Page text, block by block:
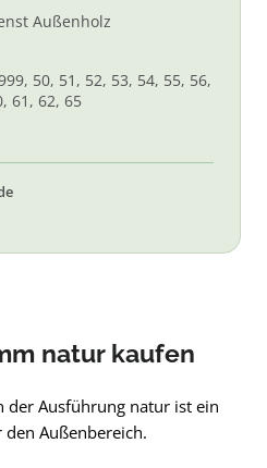
Außenholz
50, 51, 52, 53, 54, 55, 56,
61, 62, 65
natur kaufen
Ausführung natur ist ein
Außenbereich.